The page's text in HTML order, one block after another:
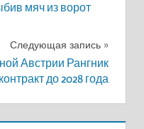
мяч из ворот
Следующая запись
Австрии Рангник
до 2028 года